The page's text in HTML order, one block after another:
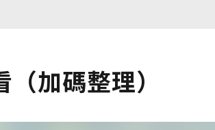
加碼整理）